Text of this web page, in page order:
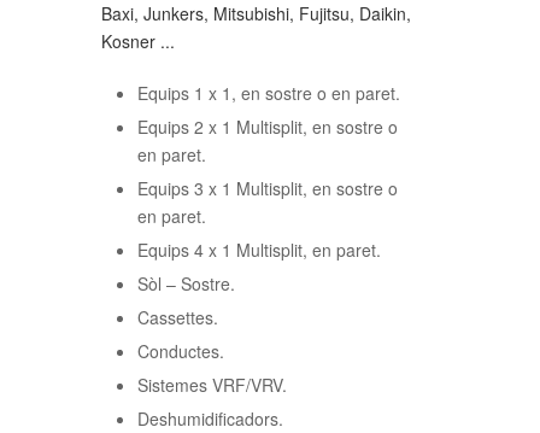
Baxi, Junkers, Mitsubishi, Fujitsu, Daikin,
Kosner ...
Equips 1 x 1, en sostre o en paret.
Equips 2 x 1 Multisplit, en sostre o
en paret.
Equips 3 x 1 Multisplit, en sostre o
en paret.
Equips 4 x 1 Multisplit, en paret.
Sòl – Sostre.
Cassettes.
Conductes.
Sistemes VRF/VRV.
Deshumidificadors.